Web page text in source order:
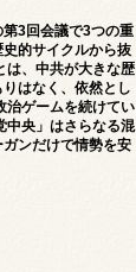
3回会議で3つの重
的サイクルから抜
は、中共が大きな歴
はなく、依然とし
治ゲームを続けてい
中央」はさらなる混
ンだけで情勢を安